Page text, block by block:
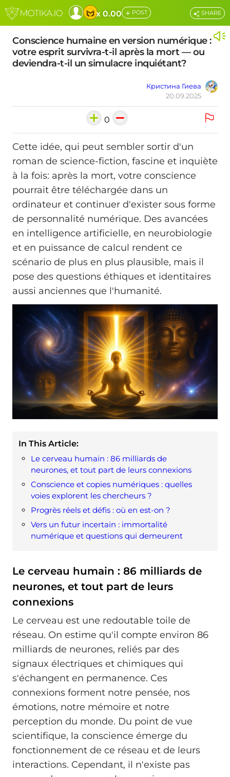
x 0.00 + POST
Conscience humaine en version numérique :
votre esprit survivra-t-il après la mort — ou
deviendra-t-il un simulacre inquiétant?
Кристина Гиева
20.09.2025
SHARE
0
Cette idée, qui peut sembler sortir d'un
roman de science-fiction, fascine et inquiète
à la fois: après la mort, votre conscience
pourrait être téléchargée dans un
ordinateur et continuer d'exister sous forme
de personnalité numérique. Des avancées
en intelligence artificielle, en neurobiologie
et en puissance de calcul rendent ce
scénario de plus en plus plausible, mais il
pose des questions éthiques et identitaires
aussi anciennes que l'humanité.
In This Article:
Le cerveau humain : 86 milliards de
neurones, et tout part de leurs connexions
Conscience et copies numériques : quelles
voies explorent les chercheurs ?
Progrès réels et défis : où en est-on ?
Vers un futur incertain : immortalité
numérique et questions qui demeurent
Le cerveau humain : 86 milliards de
neurones, et tout part de leurs
connexions
Le cerveau est une redoutable toile de
réseau. On estime qu'il compte environ 86
milliards de neurones, reliés par des
signaux électriques et chimiques qui
s'échangent en permanence. Ces
connexions forment notre pensée, nos
émotions, notre mémoire et notre
perception du monde. Du point de vue
scientifique, la conscience émerge du
fonctionnement de ce réseau et de leurs
interactions. Cependant, il n'existe pas